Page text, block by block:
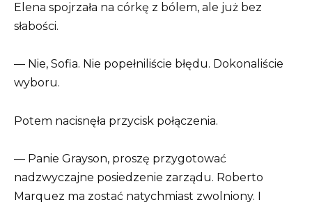
Elena spojrzała na córkę z bólem, ale już bez
słabości.
— Nie, Sofia. Nie popełniliście błędu. Dokonaliście
wyboru.
Potem nacisnęła przycisk połączenia.
— Panie Grayson, proszę przygotować
nadzwyczajne posiedzenie zarządu. Roberto
Marquez ma zostać natychmiast zwolniony. I